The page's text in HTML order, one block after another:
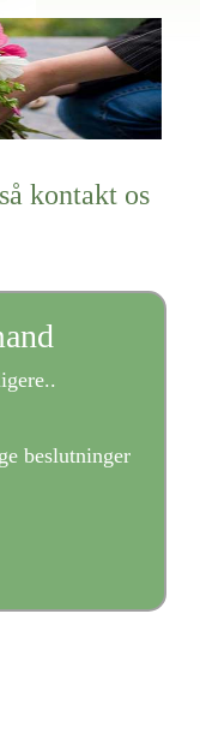
kontakt os
beslutninger